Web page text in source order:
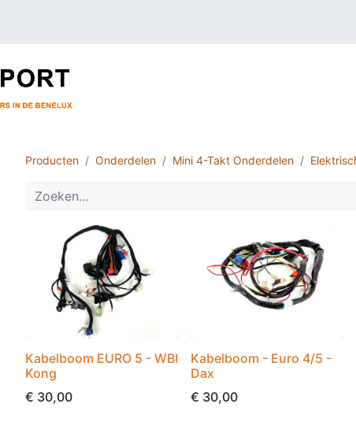
Producten Onderdelen Mini 4-Takt Onderdelen
Kabelboom EURO 5 - WBI
Kong
€ 30,00
Kabelboom - Euro 4/5 -
Dax
€ 30,00